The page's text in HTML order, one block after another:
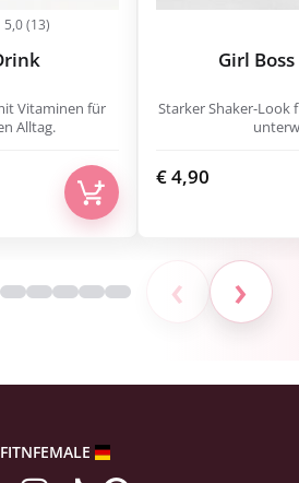
5,0 (13)
Vitaminen für
Alltag.
Girl
Starker Shaker-Look
€4,90
‹ ›
FITNFEMALE